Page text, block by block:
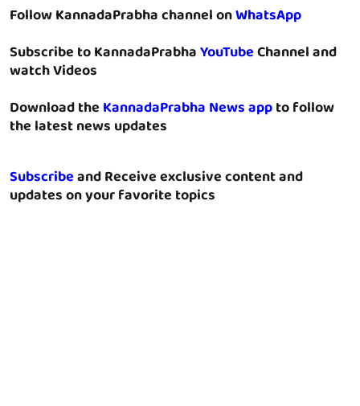
Follow KannadaPrabha channel onWhatsApp
Subscribe to KannadaPrabhaYouTubeChannel and
watch Videos
Download theKannadaPrabha News appto follow
the latest news updates
Subscribeand Receive exclusive content and
updates on your favorite topics